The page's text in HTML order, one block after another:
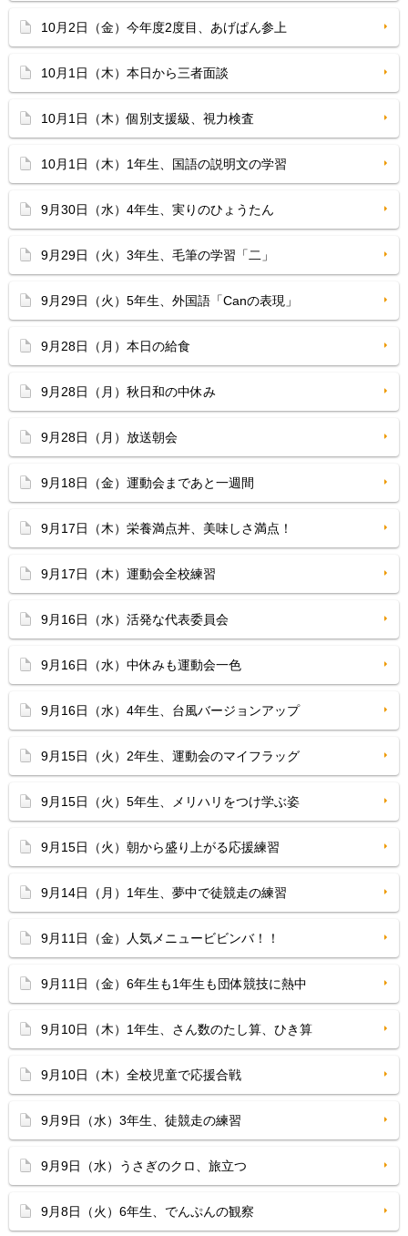
10月2日（金）今年度2度目、あげぱん参上
10月1日（木）本日から三者面談
10月1日（木）個別支援級、視力検査
10月1日（木）1年生、国語の説明文の学習
9月30日（水）4年生、実りのひょうたん
9月29日（火）3年生、毛筆の学習「二」
9月29日（火）5年生、外国語「Canの表現」
9月28日（月）本日の給食
9月28日（月）秋日和の中休み
9月28日（月）放送朝会
9月18日（金）運動会まであと一週間
9月17日（木）栄養満点丼、美味しさ満点！
9月17日（木）運動会全校練習
9月16日（水）活発な代表委員会
9月16日（水）中休みも運動会一色
9月16日（水）4年生、台風バージョンアップ
9月15日（火）2年生、運動会のマイフラッグ
9月15日（火）5年生、メリハリをつけ学ぶ姿
9月15日（火）朝から盛り上がる応援練習
9月14日（月）1年生、夢中で徒競走の練習
9月11日（金）人気メニュービビンバ！！
9月11日（金）6年生も1年生も団体競技に熱中
9月10日（木）1年生、さん数のたし算、ひき算
9月10日（木）全校児童で応援合戦
9月9日（水）3年生、徒競走の練習
9月9日（水）うさぎのクロ、旅立つ
9月8日（火）6年生、でんぷんの観察